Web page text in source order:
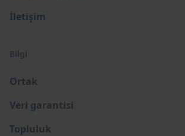
İletişim
Bilgi
Ortak
Veri garantisi
Topluluk